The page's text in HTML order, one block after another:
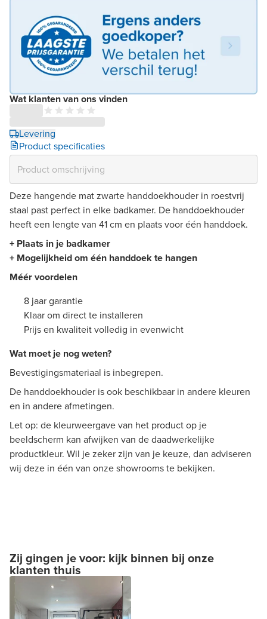
Wat klanten van ons vinden
Levering
Product specificaties
Deze hangende mat zwarte handdoekhouder in roestvrij
staal past perfect in elke badkamer. De handdoekhouder
heeft een lengte van 41 cm en plaats voor één handdoek.
+ Plaats in je badkamer
+ Mogelijkheid om één handdoek te hangen
Méér voordelen
8 jaar garantie
Klaar om direct te installeren
Prijs en kwaliteit volledig in evenwicht
Wat moet je nog weten?
Bevestigingsmateriaal is inbegrepen.
De handdoekhouder is ook beschikbaar in andere kleuren
en in andere afmetingen.
Let op: de kleurweergave van het product op je
beeldscherm kan afwijken van de daadwerkelijke
productkleur. Wil je zeker zijn van je keuze, dan adviseren
wij deze in één van onze showrooms te bekijken.
Zij gingen je voor: kijk binnen bij onze
klanten thuis